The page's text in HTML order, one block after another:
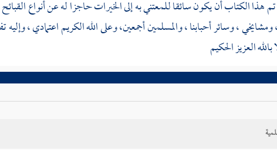
هذا الكتاب أن يكون سائقا للمعتني به إلى الخيرات حاجزا له عن أنواع
، وسائر أحبابنا ، والمسلمين أجمعين، وعلى الله الكريم اعتمادي ،
العزيز الحكيم